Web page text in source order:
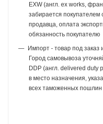
EXW (англ. ex works,
забирается покупателем
продавца, оплата
обязанность покупателю
Импорт - товар под заказ
Город самовывоза
DDP (англ. delivered duty
в место назначения,
всех таможенных пошлин